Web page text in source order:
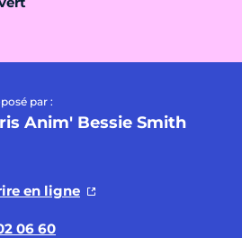
par :
Anim' Bessie Smith
en ligne
06 60